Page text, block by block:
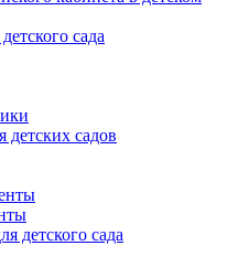
сада
детских садов
детского сада